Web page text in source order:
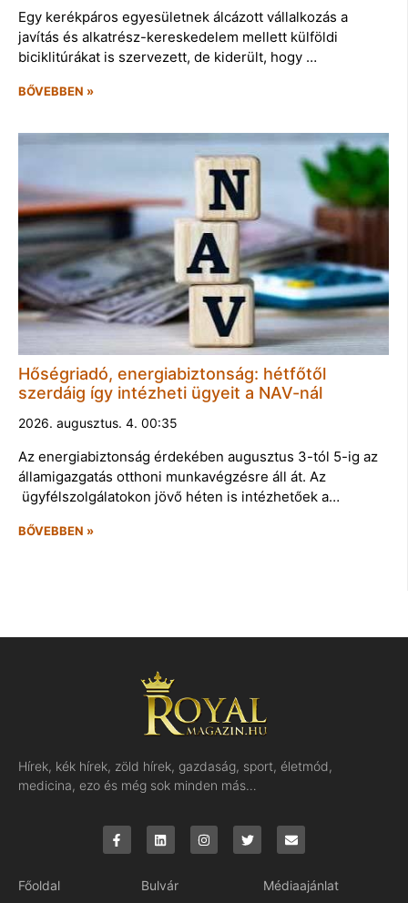
Egy kerékpáros egyesületnek álcázott vállalkozás a
javítás és alkatrész-kereskedelem mellett külföldi
biciklitúrákat is szervezett, de kiderült, hogy …
BŐVEBBEN »
Hőségriadó, energiabiztonság: hétfőtől
szerdáig így intézheti ügyeit a NAV-nál
2026. augusztus. 4. 00:35
Az energiabiztonság érdekében augusztus 3-tól 5-ig az
államigazgatás otthoni munkavégzésre áll át. Az
ügyfélszolgálatokon jövő héten is intézhetőek a…
BŐVEBBEN »
Hírek, kék hírek, zöld hírek, gazdaság, sport, életmód,
medicina, ezo és még sok minden más…
Főoldal
Bulvár
Médiaajánlat